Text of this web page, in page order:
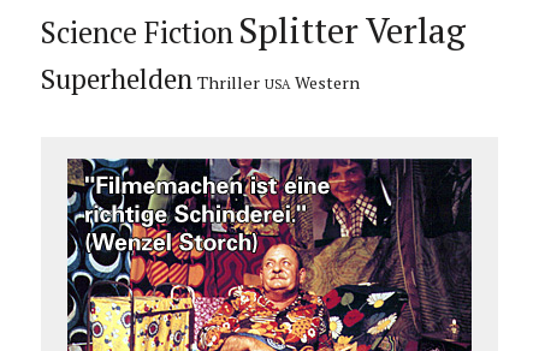
Science Fiction Splitter Verlag
Superhelden Thriller USA Western